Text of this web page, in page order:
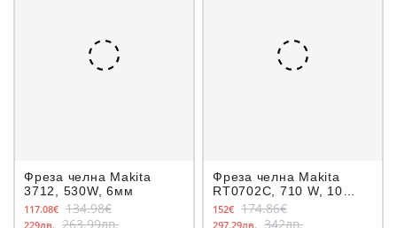
Фреза челна Makita
3712, 530W, 6мм
117.08€ 134.98€
229лв. 263.99лв.
Фреза челна Makita
RT0702C, 710 W, 10
000-34 000 об./мин, 6-8
мм
152€ 174.86€
297.29лв. 342лв.